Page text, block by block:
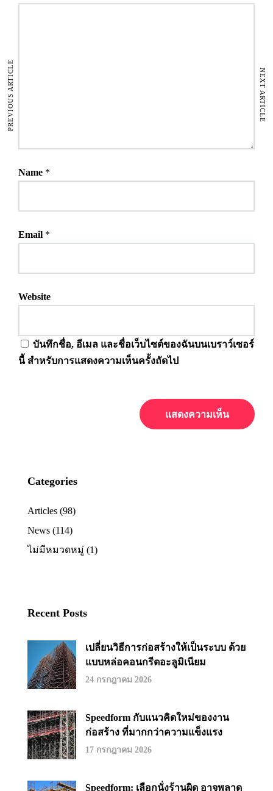
Name *
Email *
Website
บันทึกชื่อ, อีเมล และชื่อเว็บไซต์ของฉันบนเบราว์เซอร์
นี้ สำหรับการแสดงความเห็นครั้งถัดไป
PREVIOUS ARTICLE NEXT ARTICLE
Categories
Articles (98)
News (114)
ไม่มีหมวดหมู่ (1)
Recent Posts
เปลี่ยนวิธีการก่อสร้างให้เป็นระบบ ด้วย
แบบหล่อคอนกรีตอะลูมิเนียม
24 กรกฎาคม 2026
Speedform กับแนวคิดใหม่ของงาน
ก่อสร้าง ที่มากกว่าความแข็งแรง
17 กรกฎาคม 2026
Speedform: เลือกนั่งร้านผิด อาจพลาด